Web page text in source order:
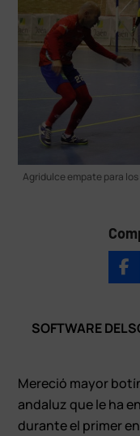
Agridulce empate para
SOFTWARE
Mereció mayor
andaluz que le ha
durante el primer